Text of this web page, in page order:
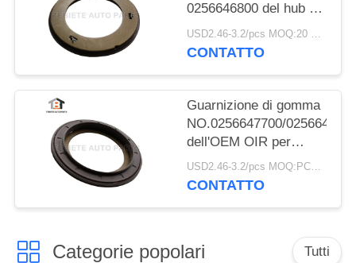
0256646800 del hub di
ruota dell'asse
117.5X158X17.8
USD2.46-3.2/pcs MOQ:20 PCS
CONTATTO
Guarnizione di gomma
NO.0256647700/
dell'OEM OIR per
l'asse 117.5*158*17.8
millimetro di BPW per il
USD2.46-3.2/pcs MOQ:PCS 1000
CONTATTO
Categorie popolari Tutti